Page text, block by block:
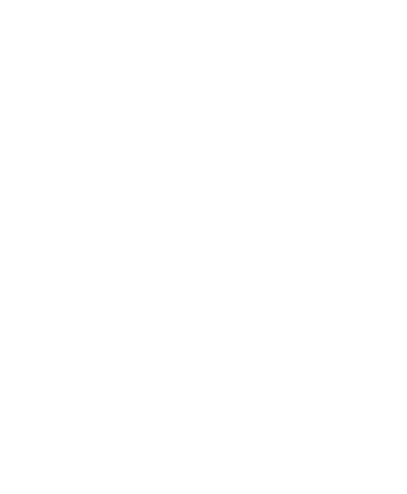
です。
ず変更すること
) : 1000ppm、
、
可)を取得する
要な手段を講じ